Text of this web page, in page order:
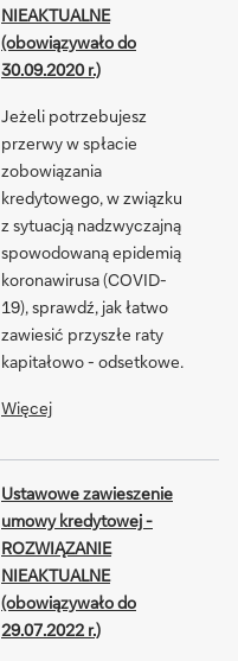
NIEAKTUALNE
(obowiązywało do
30.09.2020 r.)
Jeżeli potrzebujesz
przerwy w spłacie
zobowiązania
kredytowego, w związku
z sytuacją nadzwyczajną
spowodowaną epidemią
koronawirusa (COVID-
19), sprawdź, jak łatwo
zawiesić przyszłe raty
kapitałowo - odsetkowe.
Więcej
Ustawowe zawieszenie
umowy kredytowej -
ROZWIĄZANIE
NIEAKTUALNE
(obowiązywało do
29.07.2022 r.)